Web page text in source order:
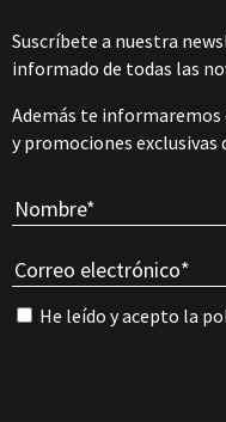
Suscríbete a nuestra
informado de todas las
Además te
y promociones exclusivas
He leído y acepto la